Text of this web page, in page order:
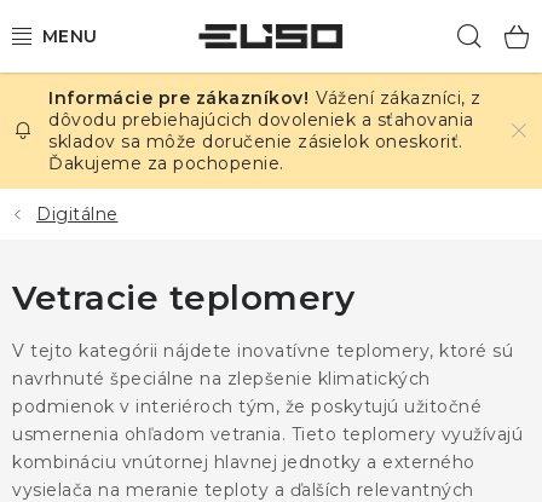
na
ELEKTRINA
TEPLOTA A VLHKOSŤ
TLAK A ÚNIKY
ZÁZNAMNÍKY
KALIBRÁCIA
TLAČ DPS
OSTATNÉ
Vážení zákazníci, z
dôvodu prebiehajúcich dovoleniek a sťahovania
skladov sa môže doručenie zásielok oneskoriť.
Ďakujeme za pochopenie.
Digitálne
Vetracie teplomery
V tejto kategórii nájdete inovatívne teplomery, ktoré sú
navrhnuté špeciálne na zlepšenie klimatických
podmienok v interiéroch tým, že poskytujú užitočné
usmernenia ohľadom vetrania. Tieto teplomery využívajú
kombináciu vnútornej hlavnej jednotky a externého
vysielača na meranie teploty a ďalších relevantných